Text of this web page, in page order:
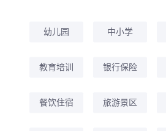
模板中心
幼儿园 中小学
教育培训 银行保险
餐饮住宿 旅游景区